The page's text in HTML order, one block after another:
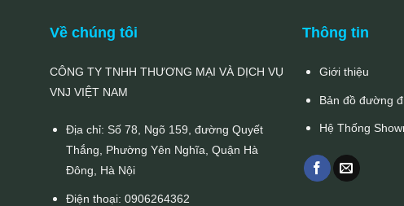
Về chúng tôi
CÔNG TY TNHH THƯƠNG MẠI VÀ DỊCH VỤ
VNJ VIỆT NAM
Địa chỉ: Số 78, Ngõ 159, đường Quyết
Thắng, Phường Yên Nghĩa, Quận Hà
Đông, Hà Nội
Điện thoại:0906264362
Thông tin
Giới thiệu
Bản đồ đường
Hệ Thống